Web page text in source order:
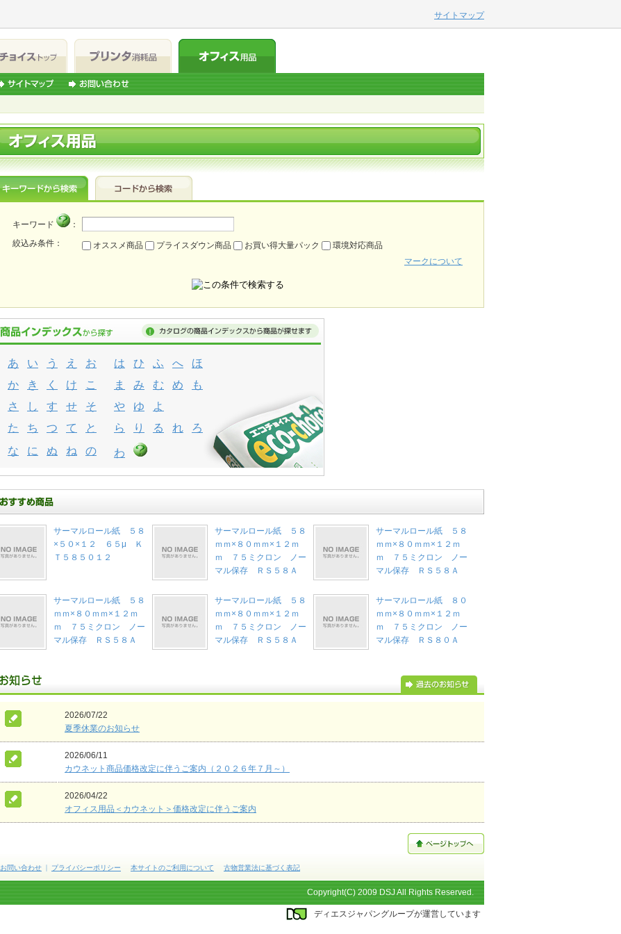
キーワード
：
絞込み条件：
オススメ商品 プライスダウン商品 お買い得大量パック
環境対応商品
マークについて
あ い う え お は ひ ふ へ
ほ
か
き く け こ ま み む め
も
さ
し す せ そ や ゆ
よ
た
ち つ て と ら り る れ
ろ
な
に ぬ ね の わ
サーマルロール紙 ５８
×５０×１２ ６５μ Ｋ
Ｔ５８５０１２
サーマルロール紙 ５８
ｍｍ×８０ｍｍ×１２ｍ
ｍ ７５ミクロン ノー
マル保存 ＲＳ５８Ａ
サーマルロール紙 ５８
ｍｍ×８０ｍｍ×１２ｍ
ｍ ７５ミクロン ノー
マル保存 ＲＳ５８Ａ
サーマルロール紙 ５８
ｍｍ×８０ｍｍ×１２ｍ
ｍ ７５ミクロン ノー
マル保存 ＲＳ５８Ａ
サーマルロール紙 ５８
ｍｍ×８０ｍｍ×１２ｍ
ｍ ７５ミクロン ノー
マル保存 ＲＳ５８Ａ
サーマルロール紙 ８０
ｍｍ×８０ｍｍ×１２ｍ
ｍ ７５ミクロン ノー
マル保存 ＲＳ８０Ａ
2026/07/22
夏季休業のお知らせ
2026/06/11
カウネット商品価格改定に伴うご案内（２０２６年７月～）
2026/04/22
オフィス用品＜カウネット＞価格改定に伴うご案内
お問い合わせ プライバシーポリシー 本サイトのご利用について 古物営業法に基づく表記
Copyright(C) 2009 DSJ All Rights Reserved.
ディエスジャパングループが運営しています
サイトマップ